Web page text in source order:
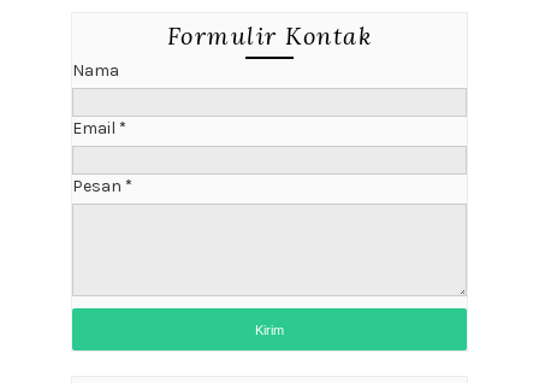
Formulir Kontak
Nama
Email *
Pesan *